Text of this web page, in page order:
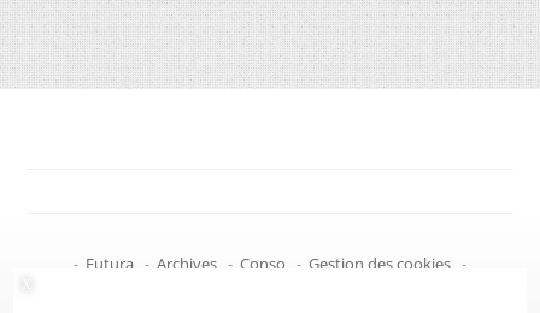
- Futura - Archives - Conso - Gestion des cookies -